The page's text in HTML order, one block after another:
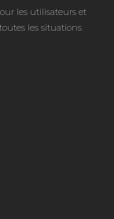
les utilisateurs et
les situations